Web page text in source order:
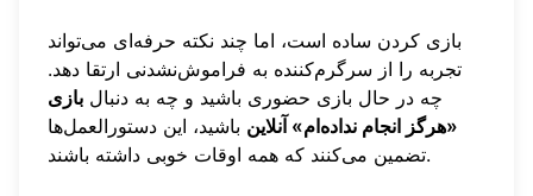
بازی کردن ساده است، اما چند نکته حرفه‌ای می‌تواند
تجربه را از سرگرم‌کننده به فراموش‌نشدنی ارتقا دهد.
چه در حال بازی حضوری باشید و چه به دنبال بازی
«هرگز انجام نداده‌ام» آنلاین باشید، این دستورالعمل‌ها
تضمین می‌کنند که همه اوقات خوبی داشته باشند.